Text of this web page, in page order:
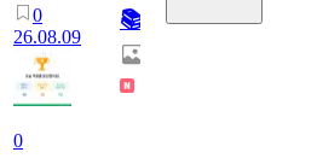
0
26.08.09
0
📚